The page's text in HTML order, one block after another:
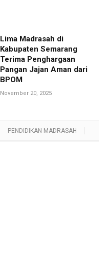
Lima Madrasah di
Kabupaten Semarang
Terima Penghargaan
Pangan Jajan Aman dari
BPOM
November 20, 2025
PENDIDIKAN MADRASAH